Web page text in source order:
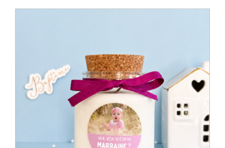
être
choisies
sur
la
page
du
produit